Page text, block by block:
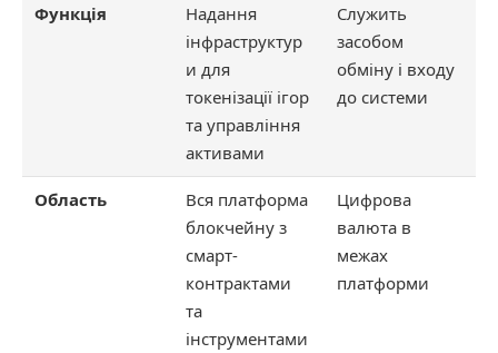
Функція
Надання
інфраструктур
и для
токенізації ігор
та управління
активами
Служить
засобом
обміну і входу
до системи
Область
Вся платформа
блокчейну з
смарт-
контрактами
та
інструментами
Цифрова
валюта в
межах
платформи